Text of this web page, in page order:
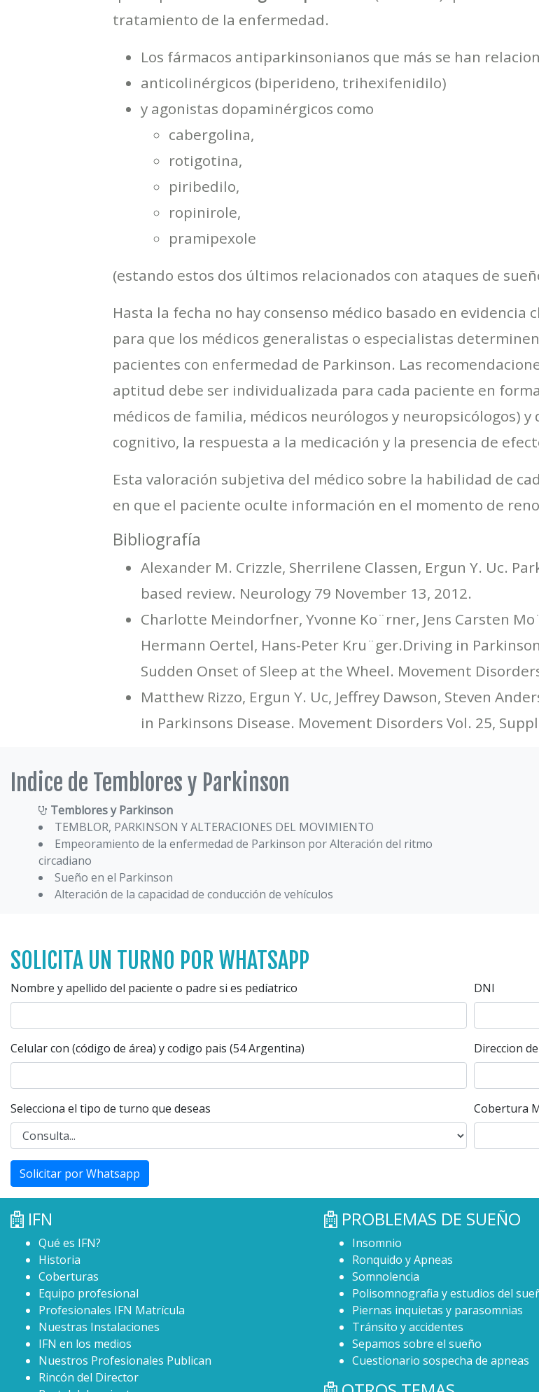
tratamiento de la enfermedad.
Los fármacos antiparkinsonianos que más se han
anticolinérgicos (biperideno, trihexifenidilo)
y agonistas dopaminérgicos como
cabergolina,
rotigotina,
piribedilo,
ropinirole,
pramipexole
(estando estos dos últimos relacionados con ataques de
Hasta la fecha no hay consenso médico basado en
para que los médicos generalistas o especialistas
pacientes con enfermedad de Parkinson. Las
aptitud debe ser individualizada para cada paciente en
médicos de familia, médicos neurólogos y neuropsicólogos)
cognitivo, la respuesta a la medicación y la presencia de
Esta valoración subjetiva del médico sobre la habilidad de
en que el paciente oculte información en el momento de
Bibliografía
Alexander M. Crizzle, Sherrilene Classen, Ergun Y. Uc.
based review. Neurology 79 November 13, 2012.
Charlotte Meindorfner, Yvonne Ko¨rner, Jens Carsten
Hermann Oertel, Hans-Peter Kru¨ger.Driving in
Sudden Onset of Sleep at the Wheel. Movement Disorders
Matthew Rizzo, Ergun Y. Uc, Jeffrey Dawson, Steven
in Parkinsons Disease. Movement Disorders Vol. 25, Suppl.
Indice de Temblores y Parkinson
Temblores y Parkinson
TEMBLOR, PARKINSON Y ALTERACIONES DEL MOVIMIENTO
Empeoramiento de la enfermedad de Parkinson por Alteración del ritmo
circadiano
Sueño en el Parkinson
Alteración de la capacidad de conducción de vehículos
SOLICITA UN TURNO POR WHATSAPP
Nombre y apellido del paciente o padre si es pedíatrico DNI
Celular con (código de área) y codigo pais (54 Argentina) Direccion
Selecciona el tipo de turno que deseas Cobertura
Solicitar por Whatsapp
IFN
Qué es IFN?
Historia
Coberturas
Equipo profesional
Profesionales IFN Matrícula
Nuestras Instalaciones
IFN en los medios
Nuestros Profesionales Publican
Rincón del Director
PROBLEMAS DE SUEÑO
Insomnio
Ronquido y Apneas
Somnolencia
Polisomnografia y estudios del
Piernas inquietas y parasomnias
Tránsito y accidentes
Sepamos sobre el sueño
Cuestionario sospecha de apneas